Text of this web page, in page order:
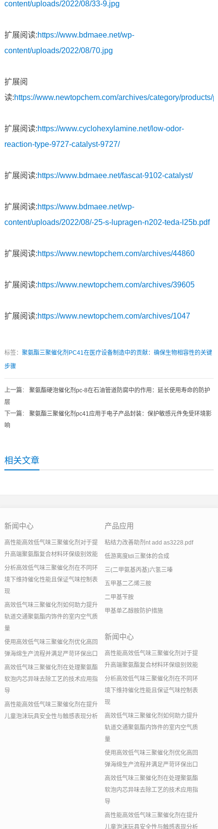
content/uploads/2022/08/33-9.jpg
扩展阅读:https://www.bdmaee.net/wp-
content/uploads/2022/08/70.jpg
扩展阅
读:https://www.newtopchem.com/archives/category/products/
扩展阅读:https://www.cyclohexylamine.net/low-odor-
reaction-type-9727-catalyst-9727/
扩展阅读:https://www.bdmaee.net/fascat-9102-catalyst/
扩展阅读:https://www.bdmaee.net/wp-
content/uploads/2022/08/-25-s-lupragen-n202-teda-l25b.pdf
扩展阅读:https://www.newtopchem.com/archives/44860
扩展阅读:https://www.newtopchem.com/archives/39605
扩展阅读:https://www.newtopchem.com/archives/1047
标签： 聚氨酯三聚催化剂PC41在医疗设备制造中的贡献：确保生物相容性的关键
步骤
上一篇： 聚氨酯硬泡催化剂pc-8在石油管道防腐中的作用：延长使用寿命的防护
层
下一篇： 聚氨酯三聚催化剂pc41应用于电子产品封装：保护敏感元件免受环境影
响
相关文章
新闻中心
高性能高效低气味三聚催化剂对于提
升高端聚氨酯复合材料环保级别效能
分析高效低气味三聚催化剂在不同环
境下维持催化性能且保证气味控制表
现
高效低气味三聚催化剂如何助力提升
轨道交通聚氨酯内饰件的室内空气质
量
使用高效低气味三聚催化剂优化高回
弹海绵生产流程并满足严苛环保出口
高效低气味三聚催化剂在处理聚氨酯
软泡内芯异味去除工艺的技术应用指
导
高性能高效低气味三聚催化剂在提升
儿童泡沫玩具安全性与触感表现分析
产品应用
粘结力改善助剂nt add as3228.pdf
低游离度tdi三聚体的合成
三(二甲氨基丙基)六氢三嗪
五甲基二乙烯三胺
二甲基苄胺
甲基单乙醇胺防护措施
新闻中心
高性能高效低气味三聚催化剂对于提
升高端聚氨酯复合材料环保级别效能
分析高效低气味三聚催化剂在不同环
境下维持催化性能且保证气味控制表
现
高效低气味三聚催化剂如何助力提升
轨道交通聚氨酯内饰件的室内空气质
量
使用高效低气味三聚催化剂优化高回
弹海绵生产流程并满足严苛环保出口
高效低气味三聚催化剂在处理聚氨酯
软泡内芯异味去除工艺的技术应用指
导
高性能高效低气味三聚催化剂在提升
儿童泡沫玩具安全性与触感表现分析